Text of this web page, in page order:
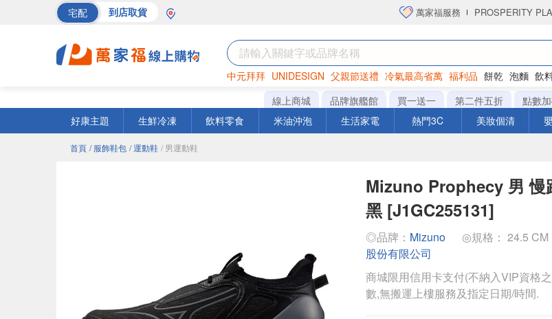
宅配 到店取貨 萬家福服務 PROSPERITY
中元拜拜 UNIDESIGN 父親節送禮 冷氣最高省萬 福利品 餅乾 泡麵 飲
罐頭 海苔 洋芋片
線上商城 品牌旗艦館 買一送一 第二件五折 點數
好康主題
生鮮冷凍 飲料零食 米油沖泡 生活家電 熱門3C 美妝個清
首頁 / 服飾鞋包 / 運動鞋 / 男運動鞋
Mizuno Prophecy 男 慢
黑 [J1GC255131]
◎品牌： Mizuno ◎規格： 24.5 CM
股份有限公司
商城限用信用卡支付(不納入VIP資格
數,無搬運上樓服務及指定日期/時間.